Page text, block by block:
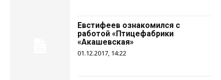
Евстифеев ознакомился с
работой «Птицефабрики
«Акашевская»
01.12.2017, 14:22